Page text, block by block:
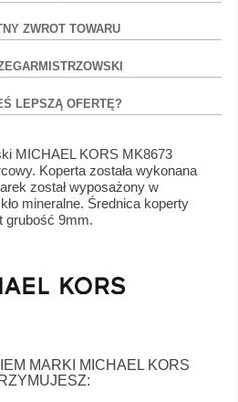
ZWROT TOWARU
LEPSZĄ OFERTĘ?
MICHAEL KORS MK8673
Koperta została wykonana
został wyposażony w
mineralne. Średnica koperty
grubość 9mm.
MARKI MICHAEL KORS